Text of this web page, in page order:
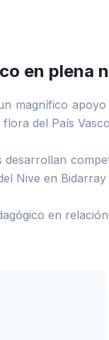
en plena
magnífico
del País
desarrollan
Nive en
en